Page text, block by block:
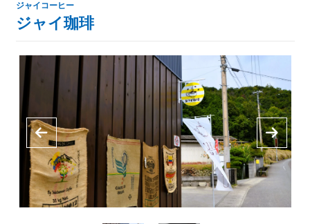
ジャイコーヒー
ジャイ珈琲